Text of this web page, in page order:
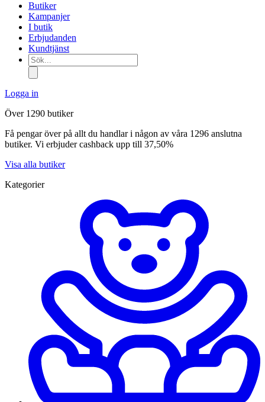
Butiker
Kampanjer
I butik
Erbjudanden
Kundtjänst
Sök...
Logga in
Över 1290 butiker
Få pengar över på allt du handlar i någon av våra 1296 anslutna
butiker. Vi erbjuder cashback upp till 37,50%
Visa alla butiker
Kategorier